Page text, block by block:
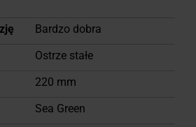
Bardzo dobra
Ostrze stałe
220 mm
Sea Green